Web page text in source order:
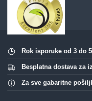
Rok isporuke od 3 do
Besplatna dostava za
Za sve gabaritne